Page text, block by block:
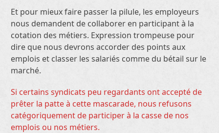
Et pour mieux faire passer la pilule, les employeurs
nous demandent de collaborer en participant à la
cotation des métiers. Expression trompeuse pour
dire que nous devrons accorder des points aux
emplois et classer les salariés comme du bétail sur le
marché.
Si certains syndicats peu regardants ont accepté de
prêter la patte à cette mascarade, nous refusons
catégoriquement de participer à la casse de nos
emplois ou nos métiers.